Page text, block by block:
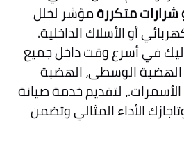
شرارات متكررةمؤشر لخلل
أو الأسلاك الداخلية.
في أسرع وقت داخل جميع
الوسطى، الهضبة
الأسمرات.، لتقديم خدمة صيانة
الأداء المثالي وتضمن